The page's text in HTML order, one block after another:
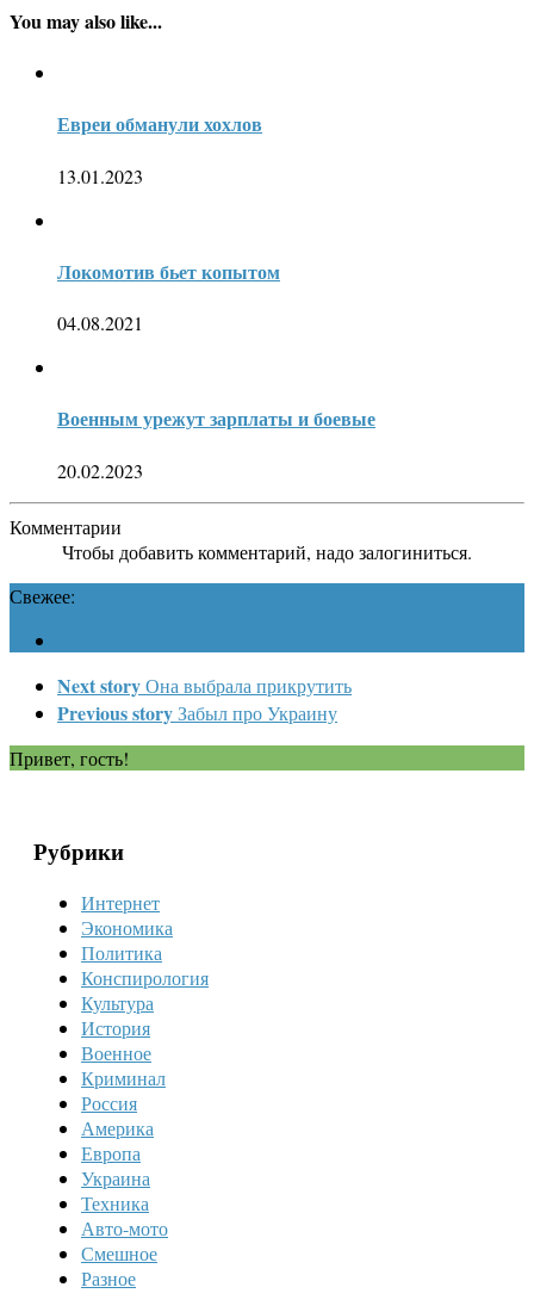
You may also like...
Евреи обманули хохлов
13.01.2023
Локомотив бьет копытом
04.08.2021
Военным урежут зарплаты и боевые
20.02.2023
Комментарии
Чтобы добавить комментарий, надо залогиниться.
Свежее:
Next storyОна выбрала прикрутить
Previous storyЗабыл про Украину
Привет, гость!
Рубрики
Интернет
Экономика
Политика
Конспирология
Культура
История
Военное
Криминал
Россия
Америка
Европа
Украина
Техника
Авто-мото
Смешное
Разное